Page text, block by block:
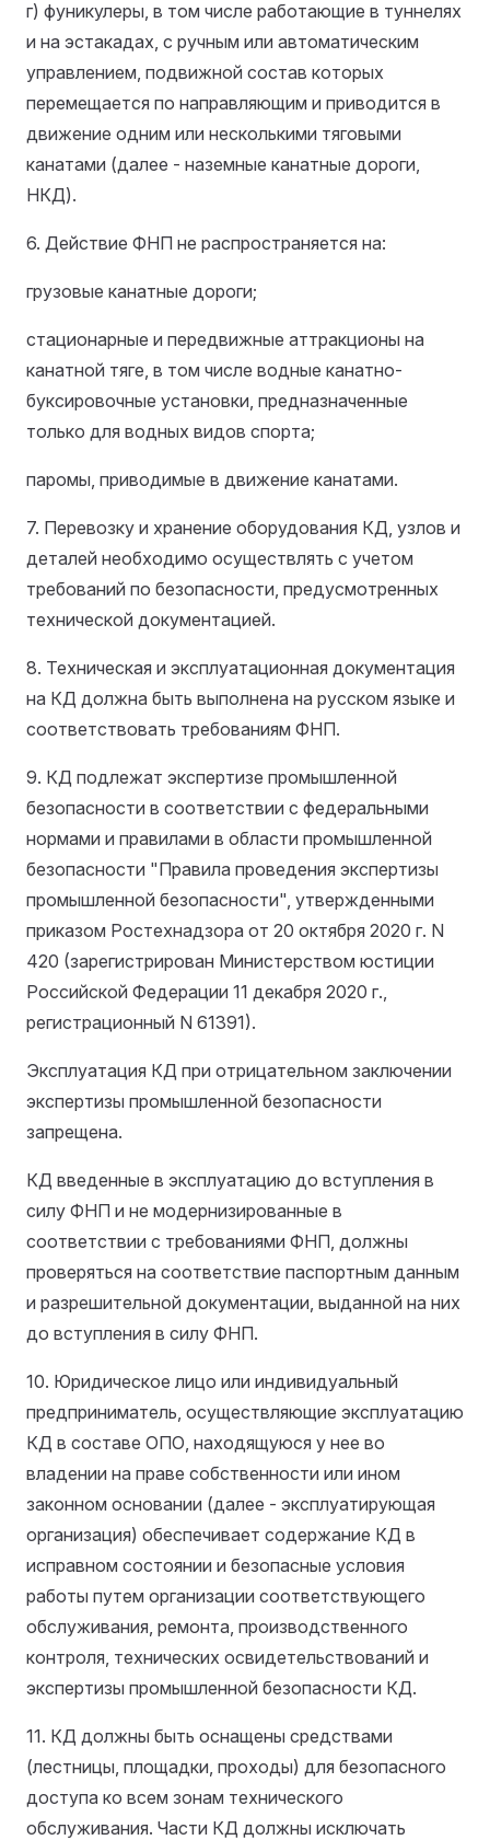
г) фуникулеры, в том числе работающие в туннелях
и на эстакадах, с ручным или автоматическим
управлением, подвижной состав которых
перемещается по направляющим и приводится в
движение одним или несколькими тяговыми
канатами (далее - наземные канатные дороги,
НКД).
6. Действие ФНП не распространяется на:
грузовые канатные дороги;
стационарные и передвижные аттракционы на
канатной тяге, в том числе водные канатно-
буксировочные установки, предназначенные
только для водных видов спорта;
паромы, приводимые в движение канатами.
7. Перевозку и хранение оборудования КД, узлов и
деталей необходимо осуществлять с учетом
требований по безопасности, предусмотренных
технической документацией.
8. Техническая и эксплуатационная документация
на КД должна быть выполнена на русском языке и
соответствовать требованиям ФНП.
9. КД подлежат экспертизе промышленной
безопасности в соответствии с федеральными
нормами и правилами в области промышленной
безопасности "Правила проведения экспертизы
промышленной безопасности", утвержденными
приказом Ростехнадзора от 20 октября 2020 г. N
420 (зарегистрирован Министерством юстиции
Российской Федерации 11 декабря 2020 г.,
регистрационный N 61391).
Эксплуатация КД при отрицательном заключении
экспертизы промышленной безопасности
запрещена.
КД введенные в эксплуатацию до вступления в
силу ФНП и не модернизированные в
соответствии с требованиями ФНП, должны
проверяться на соответствие паспортным данным
и разрешительной документации, выданной на них
до вступления в силу ФНП.
10. Юридическое лицо или индивидуальный
предприниматель, осуществляющие эксплуатацию
КД в составе ОПО, находящуюся у нее во
владении на праве собственности или ином
законном основании (далее - эксплуатирующая
организация) обеспечивает содержание КД в
исправном состоянии и безопасные условия
работы путем организации соответствующего
обслуживания, ремонта, производственного
контроля, технических освидетельствований и
экспертизы промышленной безопасности КД.
11. КД должны быть оснащены средствами
(лестницы, площадки, проходы) для безопасного
доступа ко всем зонам технического
обслуживания. Части КД должны исключать